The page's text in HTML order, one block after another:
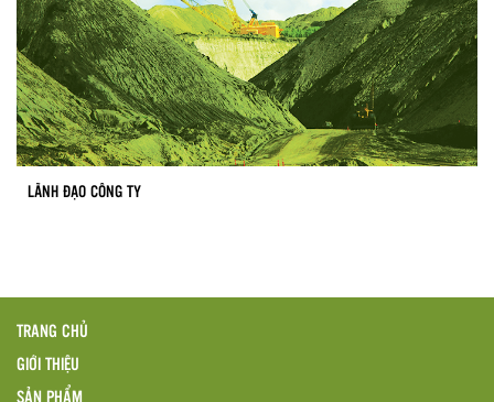
LÃNH ĐẠO CÔNG TY
TRANG CHỦ
GIỚI THIỆU
SẢN PHẨM